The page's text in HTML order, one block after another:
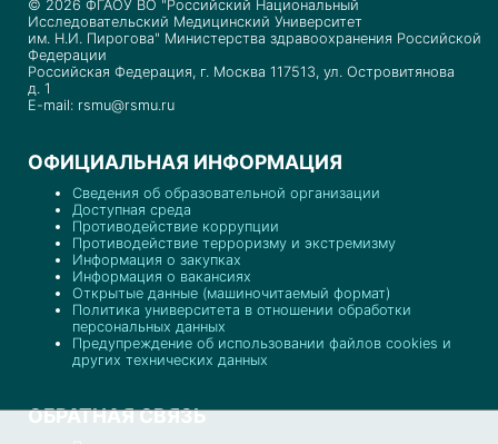
© 2026 ФГАОУ ВО "Российский Национальный
Исследовательский Медицинский Университет
им. Н.И. Пирогова" Министерства здравоохранения Российской
Федерации
Российская Федерация, г. Москва 117513, ул. Островитянова
д. 1
E-mail: rsmu@rsmu.ru
ОФИЦИАЛЬНАЯ ИНФОРМАЦИЯ
Сведения об образовательной организации
Доступная среда
Противодействие коррупции
Противодействие терроризму и экстремизму
Информация о закупках
Информация о вакансиях
Открытые данные (машиночитаемый формат)
Политика университета в отношении обработки
персональных данных
Предупреждение об использовании файлов cookies и
других технических данных
ОБРАТНАЯ СВЯЗЬ